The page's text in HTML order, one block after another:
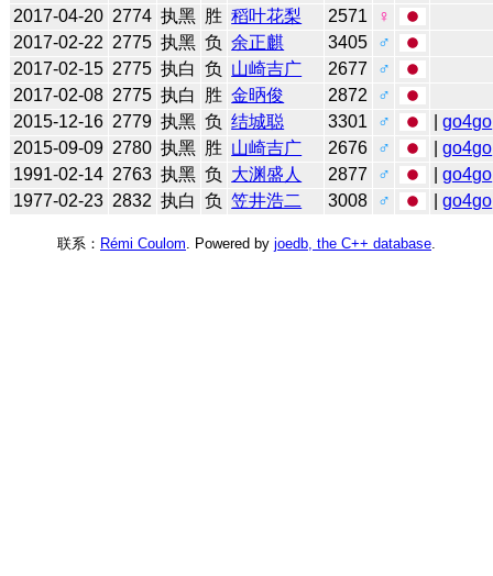
2017-04-20 2774 执黑 胜 稻叶花梨 2571
♀
2017-02-22 2775 执黑 负 余正麒 3405
♂
2017-02-15 2775 执白 负 山崎吉广 2677
♂
2017-02-08 2775 执白 胜 金昞俊 2872
♂
2015-12-16 2779 执黑 负 结城聪 3301 ♂ |go4go
2015-09-09 2780 执黑 胜 山崎吉广 2676 ♂ |go4go
1991-02-14 2763 执黑 负 大渊盛人 2877 ♂ |go4go
1977-02-23 2832 执白 负 笠井浩二 3008 ♂ |go4go
联系： Rémi Coulom . Powered by joedb, the C++ database